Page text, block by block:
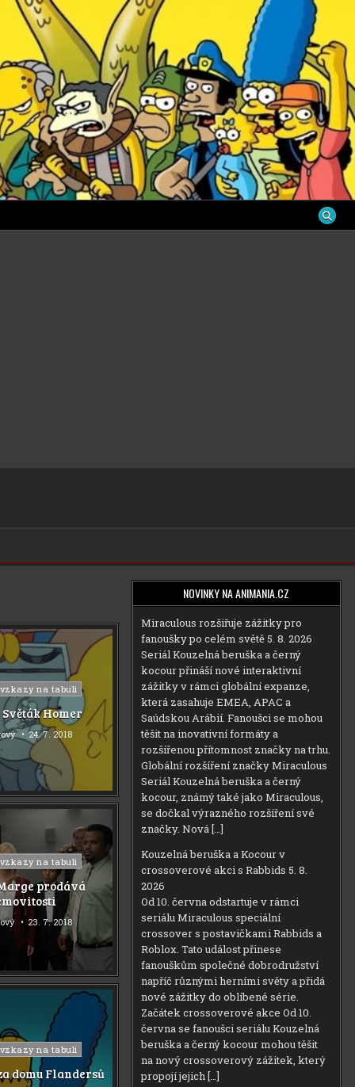
na tabuli
Světák Homer
24. 7. 2018
na tabuli
prodává
23. 7. 2018
na tabuli
domu Flandersů
NOVINKY NA ANIMANIA.CZ
Miraculous rozšiřuje zážitky pro
fanoušky po celém světě 5. 8. 2026
Seriál Kouzelná beruška a černý
kocour přináší nové interaktivní
zážitky v rámci globální expanze,
která zasahuje EMEA, APAC a
Saúdskou Arábií. Fanoušci se mohou
těšit na inovativní formáty a
rozšířenou přítomnost značky na trhu.
Globální rozšíření značky Miraculous
Seriál Kouzelná beruška a černý
kocour, známý také jako Miraculous,
se dočkal výrazného rozšíření své
značky. Nová […]
Kouzelná beruška a Kocour v
crossoverové akci s Rabbids 5. 8.
2026
Od 10. června odstartuje v rámci
seriálu Miraculous speciální
crossover s postavičkami Rabbids a
Roblox. Tato událost přinese
fanouškům společné dobrodružství
napříč různými herními světy a přidá
nové zážitky do oblíbené série.
Začátek crossoverové akce Od 10.
června se fanoušci seriálu Kouzelná
beruška a černý kocour mohou těšit
na nový crossoverový zážitek, který
propojí jejich […]